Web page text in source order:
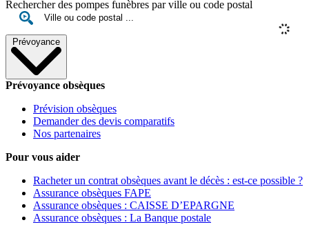
Rechercher des pompes funèbres par ville ou code postal
Prévoyance
Prévoyance obsèques
Prévision obsèques
Demander des devis comparatifs
Nos partenaires
Pour vous aider
Racheter un contrat obsèques avant le décès : est-ce possible ?
Assurance obsèques FAPE
Assurance obsèques : CAISSE D’EPARGNE
Assurance obsèques : La Banque postale